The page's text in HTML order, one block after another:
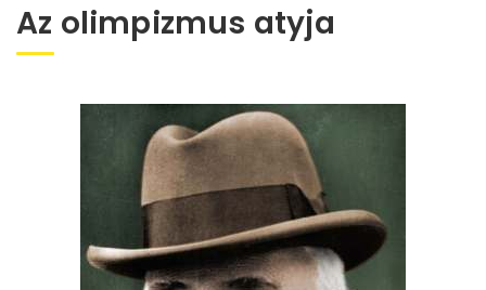
Az olimpizmus atyja